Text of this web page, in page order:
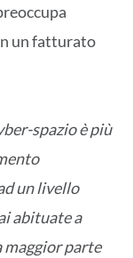
un fatturato
spazio è più
un livello
abituate a
maggior parte